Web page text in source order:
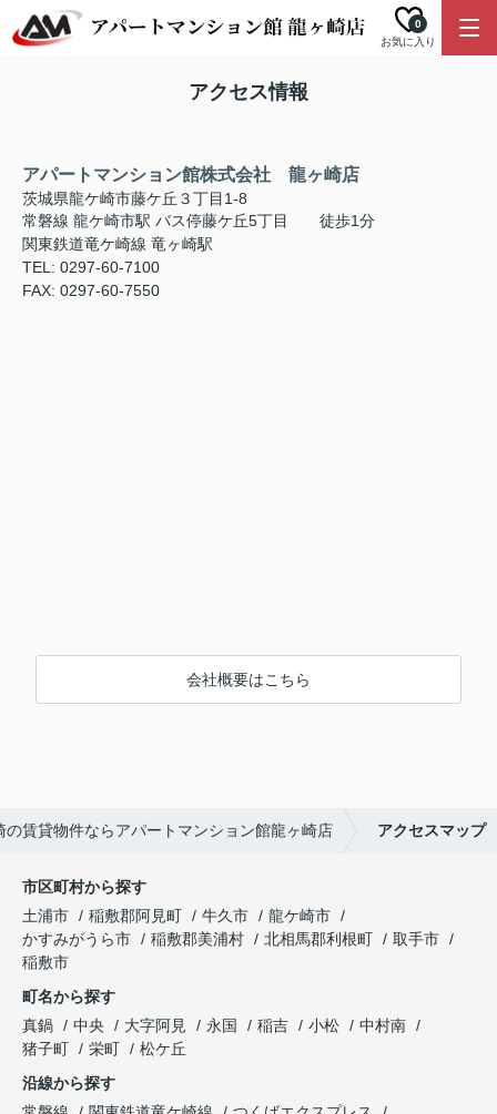
お気に入り
0
アクセス情報
アパートマンション館株式会社 龍ヶ崎店
茨城県龍ケ崎市藤ケ丘３丁目1-8
常磐線 龍ケ崎市駅 バス停藤ケ丘5丁目 徒歩1分
関東鉄道竜ケ崎線 竜ヶ崎駅
TEL: 0297-60-7100
FAX: 0297-60-7550
会社概要はこちら
の賃貸物件ならアパートマンション館龍ヶ崎店 アクセスマップ
市区町村から探す
土浦市
稲敷郡阿見町 牛久市
龍ケ崎市
かすみがうら市
稲敷郡美浦村 北相馬郡利根町
取手市
稲敷市
町名から探す
真鍋
中央 大字阿見 永国 稲吉 小松
中村南
猪子町
栄町
松ケ丘
沿線から探す